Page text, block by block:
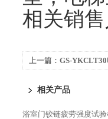
相关销
上一篇： GS-
相关产品
浴室门铰链疲劳强度试